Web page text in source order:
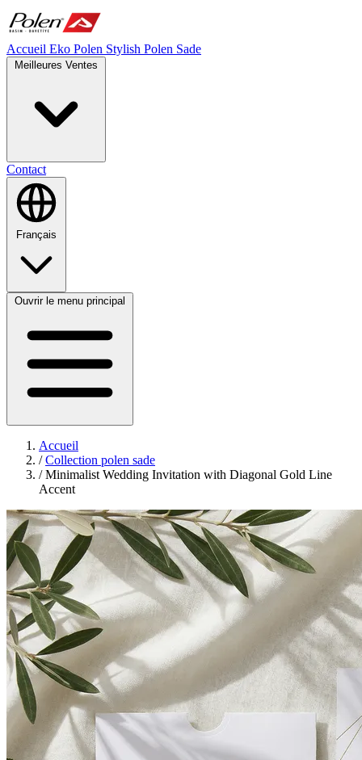
Accueil Eko Polen Stylish Polen Sade
Contact
Ouvrir le menu principal
Accueil
/ Collection polen sade
/ Minimalist Wedding Invitation with Diagonal Gold Line
Accent